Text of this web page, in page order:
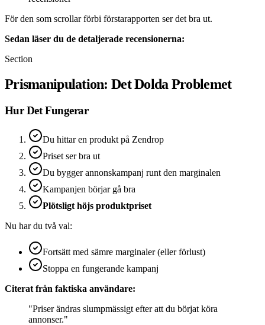
För den som scrollar förbi förstarapporten ser det bra ut.
Sedan läser du de detaljerade recensionerna:
Section
Prismanipulation: Det Dolda Problemet
Hur Det Fungerar
Du hittar en produkt på Zendrop
Priset ser bra ut
Du bygger annonskampanj runt den marginalen
Kampanjen börjar gå bra
Plötsligt höjs produktpriset
Nu har du två val:
Fortsätt med sämre marginaler (eller förlust)
Stoppa en fungerande kampanj
Citerat från faktiska användare:
"Priser ändras slumpmässigt efter att du börjat köra
annonser."